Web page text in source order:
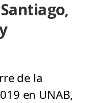
de la
en UNAB,